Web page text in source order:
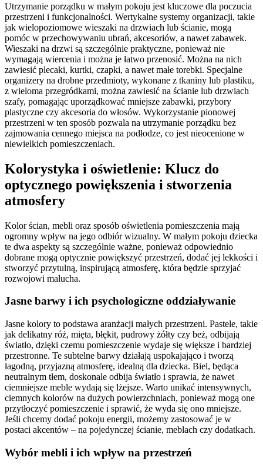
Utrzymanie porządku w małym pokoju jest kluczowe dla poczucia
przestrzeni i funkcjonalności. Wertykalne systemy organizacji, takie
jak wielopoziomowe wieszaki na drzwiach lub ścianie, mogą
pomóc w przechowywaniu ubrań, akcesoriów, a nawet zabawek.
Wieszaki na drzwi są szczególnie praktyczne, ponieważ nie
wymagają wiercenia i można je łatwo przenosić. Można na nich
zawiesić plecaki, kurtki, czapki, a nawet małe torebki. Specjalne
organizery na drobne przedmioty, wykonane z tkaniny lub plastiku,
z wieloma przegródkami, można zawiesić na ścianie lub drzwiach
szafy, pomagając uporządkować mniejsze zabawki, przybory
plastyczne czy akcesoria do włosów. Wykorzystanie pionowej
przestrzeni w ten sposób pozwala na utrzymanie porządku bez
zajmowania cennego miejsca na podłodze, co jest nieocenione w
niewielkich pomieszczeniach.
Kolorystyka i oświetlenie: Klucz do
optycznego powiększenia i stworzenia
atmosfery
Kolor ścian, mebli oraz sposób oświetlenia pomieszczenia mają
ogromny wpływ na jego odbiór wizualny. W małym pokoju dziecka
te dwa aspekty są szczególnie ważne, ponieważ odpowiednio
dobrane mogą optycznie powiększyć przestrzeń, dodać jej lekkości i
stworzyć przytulną, inspirującą atmosferę, która będzie sprzyjać
rozwojowi malucha.
Jasne barwy i ich psychologiczne oddziaływanie
Jasne kolory to podstawa aranżacji małych przestrzeni. Pastele, takie
jak delikatny róż, mięta, błękit, pudrowy żółty czy beż, odbijają
światło, dzięki czemu pomieszczenie wydaje się większe i bardziej
przestronne. Te subtelne barwy działają uspokajająco i tworzą
łagodną, przyjazną atmosferę, idealną dla dziecka. Biel, będąca
neutralnym tłem, doskonale odbija światło i sprawia, że nawet
ciemniejsze meble wydają się lżejsze. Warto unikać intensywnych,
ciemnych kolorów na dużych powierzchniach, ponieważ mogą one
przytłoczyć pomieszczenie i sprawić, że wyda się ono mniejsze.
Jeśli chcemy dodać pokoju energii, możemy zastosować je w
postaci akcentów – na pojedynczej ścianie, meblach czy dodatkach.
Wybór mebli i ich wpływ na przestrzeń